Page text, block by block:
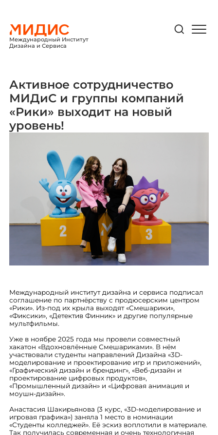
Международный Институт
Дизайна и Сервиса
Активное сотрудничество
МИДиС и группы компаний
«Рики» выходит на новый
уровень!
Международный институт дизайна и сервиса подписал
соглашение по партнёрству с продюсерским центром
«Рики». Из-под их крыла выходят «Смешарики»,
«Фиксики», «Детектив Финник» и другие популярные
мультфильмы.
Уже в ноябре 2025 года мы провели совместный
хакатон «Вдохновлённые Смешариками». В нём
участвовали студенты направлений Дизайна «3D-
моделирование и проектирование игр и приложений»,
«Графический дизайн и брендинг», «Веб-дизайн и
проектирование цифровых продуктов»,
«Промышленный дизайн» и «Цифровая анимация и
моушн-дизайн».
Анастасия Шакирьянова (3 курс, «3D-моделирование и
игровая графика») заняла 1 место в номинации
«Студенты колледжей». Её эскиз воплотили в материале.
Так получилась современная и очень технологичная